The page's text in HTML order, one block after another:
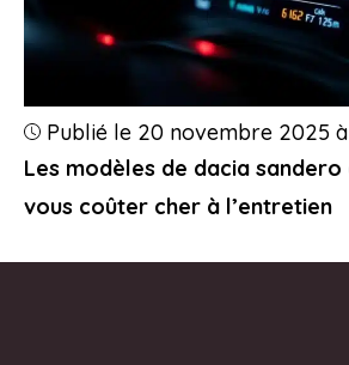
Les modèles de dacia
vous coûter cher à l’entretien
Publié le 20 novembre 2025 à